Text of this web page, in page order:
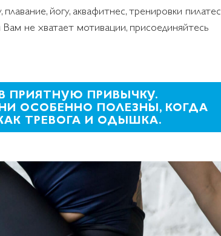
йогу, аквафитнес, тренировки пилатес,
не хватает мотивации, присоединяйтесь
ПРИЯТНУЮ ПРИВЫЧКУ.
ОСОБЕННО ПОЛЕЗНЫ, КОГДА
ТРЕВОГА И ОДЫШКА.